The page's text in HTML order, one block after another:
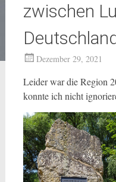
zwischen
Dezember 29, 2021
Leider war die Region
konnte ich nicht